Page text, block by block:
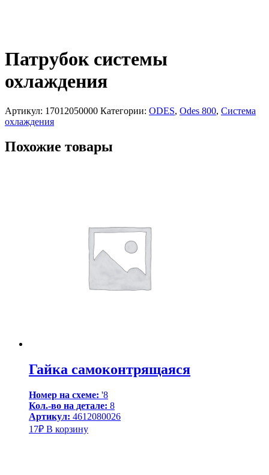
Патрубок системы
охлаждения
Артикул: 17012050000 Категории: ODES, Odes 800, Система
охлаждения
Похожие товары
Гайка самоконтрящаяся
Номер на схеме: '8
Кол.-во на детале: 8
Артикул: 4612080026
17₽ В корзину